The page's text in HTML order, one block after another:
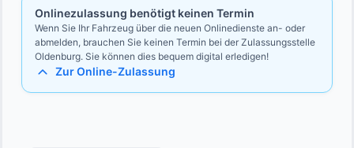
Onlinezulassung benötigt keinen Termin
Wenn Sie Ihr Fahrzeug über die neuen Onlinedienste an- oder
abmelden, brauchen Sie keinen Termin bei der Zulassungsstelle
Oldenburg. Sie können dies bequem digital erledigen!
Zur Online-Zulassung